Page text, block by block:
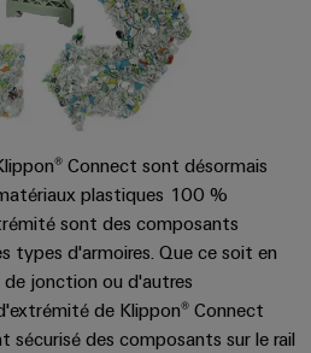
Connect sont désormais
plastiques 100 %
sont des composants
types d'armoires. Que ce soit en
jonction ou d'autres
de Klippon® Connect
sécurisé des composants sur le rail